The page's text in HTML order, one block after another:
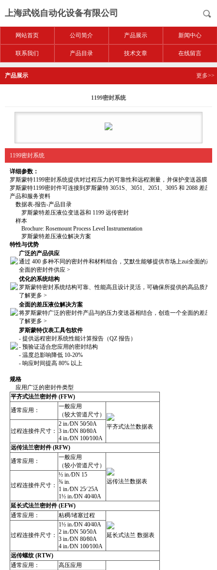
上海武锐自动化设备有限公司
网站首页 公司简介 产品展示 新闻中心
联系我们 产品目录 技术文章 在线留言
产品展示 更多>>
1199密封系统
1199密封系统
详细参数：
罗斯蒙特1199密封系统提供对过程压力的可靠性和远程测量，并保护变送器膜
罗斯蒙特1199密封件可连接到罗斯蒙特 3051S、3051、2051、3095 和 2088 差
产品和服务资料
数据表-报告-产品目录
罗斯蒙特差压液位变送器和 1199 远传密封
样本
Brochure: Rosemount Process Level Instrumentation
罗斯蒙特差压液位解决方案
特性与优势
广泛的产品供应
通过 400 多种不同的密封件和材料组合，艾默生能够提供市场上zui全面的产
全面的密封件供应 >
优化的系统结构
罗斯蒙特密封系统结构可靠、性能高且设计灵活，可确保所提供的高品质产
了解更多 >
全面的差压液位解决方案
将罗斯蒙特广泛的密封件产品与的压力变送器相结合，创造一个全面的差压
了解更多 >
罗斯蒙特仪表工具包软件
- 提供远程密封系统性能计算报告（QZ 报告）
- 预验证适合您应用的密封结构
- 温度总影响降低 10-20%
- 响应时间提高 80% 以上
规格
应用广泛的密封件类型
平齐式法兰密封件 (FFW)
通常应用：
一般应用
（较大管道尺寸）
平齐式法兰数据表
过程连接件尺寸：
2 in.⁄DN 50⁄50A
3 in.⁄DN 80⁄80A
4 in.⁄DN 100⁄100A
远传法兰密封件 (RFW)
通常应用：
一般应用
（较小管道尺寸）
远传法兰数据表
过程连接件尺寸：
½ in.⁄DN 15
¾ in.
1 in.⁄DN 25⁄ 25A
1½ in.⁄DN 40⁄40A
延长式法兰密封件 (EFW)
通常应用：
粘稠/堵塞过程
延长式法兰 数据表
过程连接件尺寸：
1½ in.⁄DN 40⁄40A
2 in.⁄DN 50⁄50A
3 in.⁄DN 80⁄80A
4 in.⁄DN 100⁄100A
远传螺纹 (RTW)
通常应用：
高压应用